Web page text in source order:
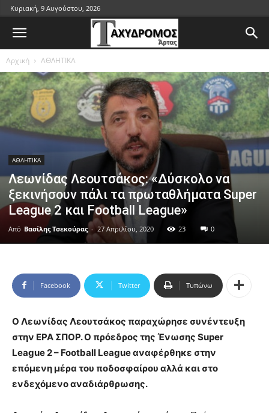
Κυριακή, 9 Αυγούστου, 2026
Αρχική ΑΘΛΗΤΙΚΑ
ΑΘΛΗΤΙΚΑ
Λεωνίδας Λεουτσάκος: «Δύσκολο να
ξεκινήσουν πάλι τα πρωταθλήματα Super
League 2 και Football League»
Από Βασίλης Τσεκούρας - 27 Απριλίου, 2020 23 0
Facebook Twitter Τυπώνω
Ο Λεωνίδας Λεουτσάκος παραχώρησε συνέντευξη
στην ΕΡΑ ΣΠΟΡ. Ο πρόεδρος της Ένωσης Super
League 2 – Football League αναφέρθηκε στην
επόμενη μέρα του ποδοσφαίρου αλλά και στο
ενδεχόμενο αναδιάρθρωσης.